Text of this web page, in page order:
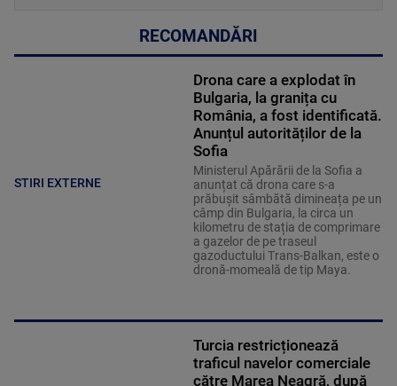
RECOMANDĂRI
STIRI EXTERNE
Drona care a explodat în
Bulgaria, la granița cu
România, a fost identificată.
Anunțul autorităților de la
Sofia
Ministerul Apărării de la Sofia a
anunțat că drona care s-a
prăbușit sâmbătă dimineața pe un
câmp din Bulgaria, la circa un
kilometru de stația de comprimare
a gazelor de pe traseul
gazoductului Trans-Balkan, este o
dronă-momeală de tip Maya.
Turcia restricționează
traficul navelor comerciale
către Marea Neagră, după